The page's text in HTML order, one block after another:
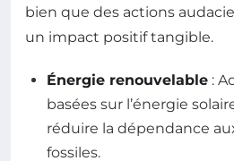
bien que des actions
un impact positif tangible.
Énergie renouvelable :
basées sur l’énergie
réduire la dépendance
fossiles.